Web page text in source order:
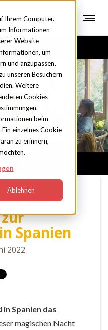
Ihrem Computer.
Informationen
Website
um
und anzupassen,
unseren Besuchern
Weitere
Cookies
beim
einzelnes Cookie
zu erinnern,
Ablehnen
Spanien
2022
Spanien das
magischen Nacht